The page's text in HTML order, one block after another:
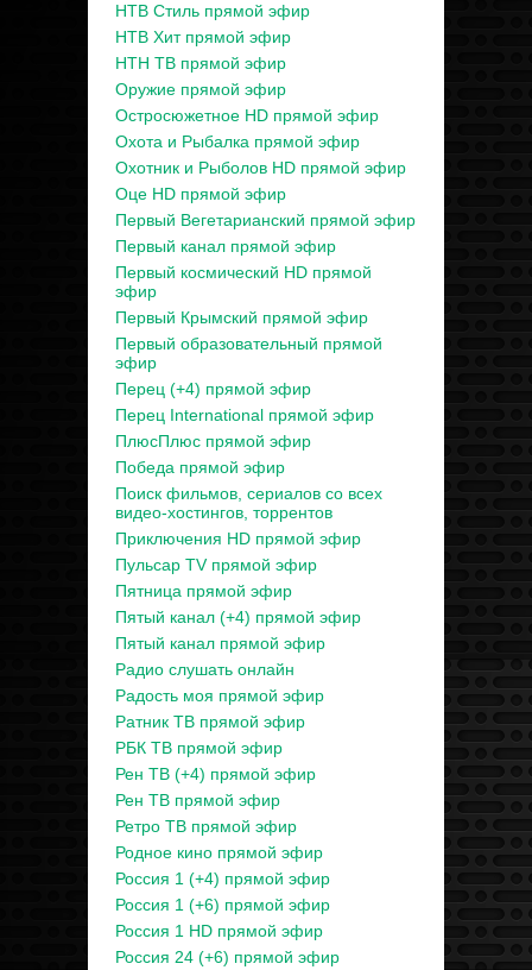
НТВ Стиль прямой эфир
НТВ Хит прямой эфир
НТН ТВ прямой эфир
Оружие прямой эфир
Остросюжетное HD прямой эфир
Охота и Рыбалка прямой эфир
Охотник и Рыболов HD прямой эфир
Оце HD прямой эфир
Первый Вегетарианский прямой эфир
Первый канал прямой эфир
Первый космический HD прямой
эфир
Первый Крымский прямой эфир
Первый образовательный прямой
эфир
Перец (+4) прямой эфир
Перец International прямой эфир
ПлюсПлюс прямой эфир
Победа прямой эфир
Поиск фильмов, сериалов со всех
видео-хостингов, торрентов
Приключения HD прямой эфир
Пульсар TV прямой эфир
Пятница прямой эфир
Пятый канал (+4) прямой эфир
Пятый канал прямой эфир
Радио слушать онлайн
Радость моя прямой эфир
Ратник ТВ прямой эфир
РБК ТВ прямой эфир
Рен ТВ (+4) прямой эфир
Рен ТВ прямой эфир
Ретро ТВ прямой эфир
Родное кино прямой эфир
Россия 1 (+4) прямой эфир
Россия 1 (+6) прямой эфир
Россия 1 HD прямой эфир
Россия 24 (+6) прямой эфир